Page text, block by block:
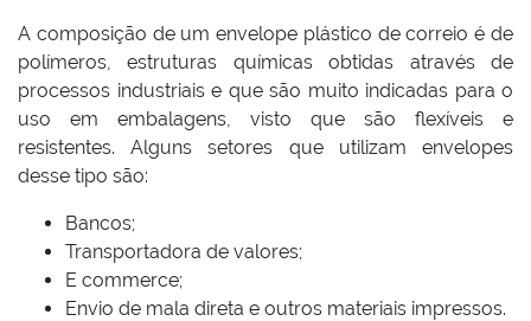
A composição de um envelope plástico de correio é de
polímeros, estruturas químicas obtidas através de
processos industriais e que são muito indicadas para o
uso em embalagens, visto que são flexíveis e
resistentes. Alguns setores que utilizam envelopes
desse tipo são:
Bancos;
Transportadora de valores;
E commerce;
Envio de mala direta e outros materiais impressos.